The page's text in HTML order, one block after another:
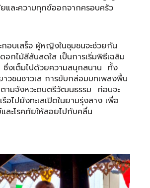
และความทุกข์ออกจากครอบครัว
กอบเสร็จ ผู้หญิงในชุมชนจะช่วยกัน
กไม้สีสันสดใส เป็นการเริ่มพิธีเฉลิม
ซึ่งเต็มไปด้วยความสนุกสนาน ทั้ง
าวชนชาวเล การขับกล่อมบทเพลงพื้น
ตามจังหวะดนตรีวัฒนธรรม ก่อนจะ
ไปยังทะเลเปิดในยามรุ่งสาง เพื่อ
ละโรคภัยให้ลอยไปกับคลื่น